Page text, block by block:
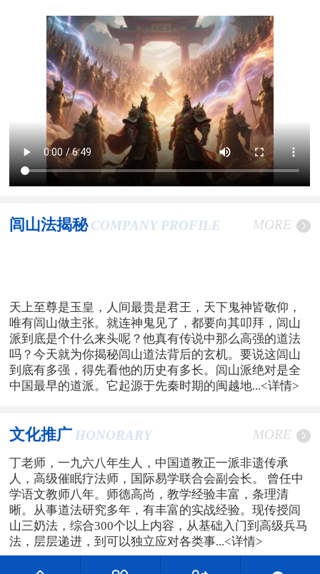
闾山法揭秘 COMPANY PROFILE MORE
天上至尊是玉皇，人间最贵是君王，天下鬼神皆敬仰，
唯有闾山做主张。就连神鬼见了，都要向其叩拜，闾山
派到底是个什么来头呢？他真有传说中那么高强的道法
吗？今天就为你揭秘闾山道法背后的玄机。要说这闾山
到底有多强，得先看他的历史有多长。闾山派绝对是全
中国最早的道派。它起源于先秦时期的闽越地...<详情>
文化推广 HONORARY MORE
丁老师，一九六八年生人，中国道教正一派非遗传承
人，高级催眠疗法师，国际易学联合会副会长。 曾任中
学语文教师八年。师德高尚，教学经验丰富，条理清
晰。从事道法研究多年，有丰富的实战经验。现传授闾
山三奶法，综合300个以上内容，从基础入门到高级兵马
法，层层递进，到可以独立应对各类事...<详情>